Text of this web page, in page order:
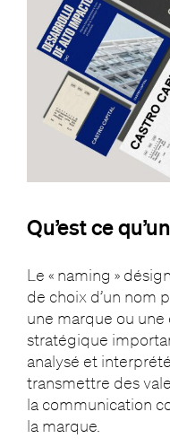
Qu’est ce
Le « naming »
de choix d’un nom
une marque ou une
stratégique
analysé et
transmettre des
la communication
la marque.